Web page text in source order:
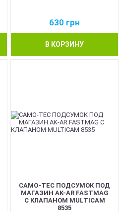
630 грн
В КОРЗИНУ
CAMO-TEC ПОДСУМОК ПОД
МАГАЗИН AK-AR FASTMAG
С КЛАПАНОМ MULTICAM
8535